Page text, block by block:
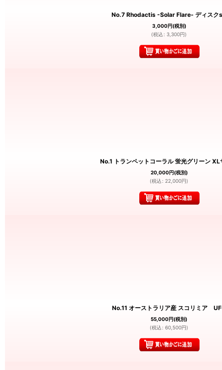
No.7 Rhodactis -Solar Flare- ディスク
3,000円(税別)
(税込 : 3,300円)
No.1 トランペットコーラル 蛍光グリーン XL
20,000円(税別)
(税込 : 22,000円)
No.11 オーストラリア産 スコリミア
55,000円(税別)
(税込 : 60,500円)